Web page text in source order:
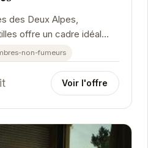
des Deux Alpes,
offre un cadre idéal
réussies. Avec
non-fumeurs
Voir l'offre